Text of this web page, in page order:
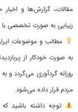
مقالات، گزارش‌ها و اخبار
زیبایی به صورت تخصصی با
مطالب و موضوعات
به صورت خودکار از
روزانه گردآوری می‌گردد و
مردم قرار داده می‌شود.
توجه داشته باشید